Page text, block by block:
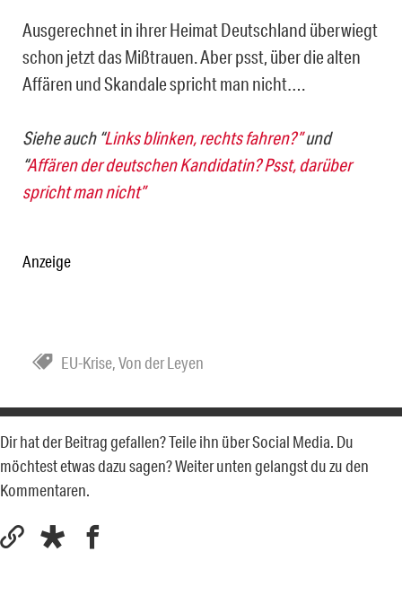
Ausgerechnet in ihrer Heimat Deutschland überwiegt
schon jetzt das Mißtrauen. Aber psst, über die alten
Affären und Skandale spricht man nicht….
Siehe auch “Links blinken, rechts fahren?” und
“Affären der deutschen Kandidatin? Psst, darüber
spricht man nicht”
Anzeige
EU-Krise,Von der Leyen
Dir hat der Beitrag gefallen? Teile ihn über Social Media. Du
möchtest etwas dazu sagen? Weiter unten gelangst du zu den
Kommentaren.